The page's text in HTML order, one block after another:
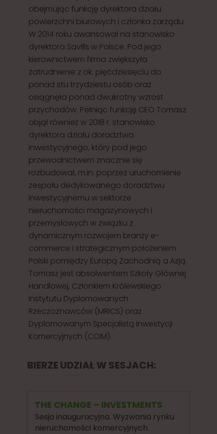
obejmując funkcję dyrektora działu
powierzchni biurowych i członka zarządu.
W 2014 roku awansował na stanowisko
dyrektora Savills w Polsce. Pod jego
kierownictwem firma zwiększyła
zatrudnienie z ok. pięćdziesięciu do
ponad stu trzydziestu osób oraz
osiągnęła ponad dwukrotny wzrost
przychodów. Pełniąc funkcję CEO Tomasz
objął również w 2018 r. stanowisko
dyrektora działu doradztwa
inwestycyjnego, który pod jego
przewodnictwem znacznie się
rozbudował, m.in. poprzez uruchomienie
zespołu dedykowanego doradztwu
inwestycyjnemu w sektorze
nieruchomości magazynowych i
przemysłowych w związku z
dynamicznym rozwojem branży e-
commerce i strategicznym położeniem
Polski pomiędzy Europą Zachodnią a Azją.
Tomasz jest absolwentem Szkoły Głównej
Handlowej, Członkiem Królewskiego
Instytutu Dyplomowanych
Rzeczoznawców (MRICS) oraz
Dyplomowanym Specjalistą Inwestycji
Komercyjnych (CCIM).
BIERZE UDZIAŁ W SESJACH:
THE CHANGE – INVESTMENTS
Sesja inauguracyjna. Wyzwania rynku
nieruchomości komercyjnych.